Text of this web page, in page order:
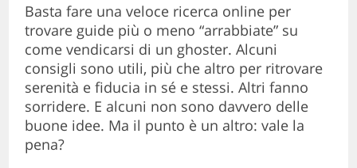
Basta fare una veloce ricerca online per
trovare guide più o meno “arrabbiate” su
come vendicarsi di un ghoster. Alcuni
consigli sono utili, più che altro per ritrovare
serenità e fiducia in sé e stessi. Altri fanno
sorridere. E alcuni non sono davvero delle
buone idee. Ma il punto è un altro: vale la
pena?